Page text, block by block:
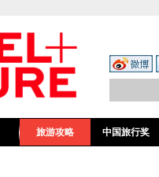
旅游攻略 中国旅行奖